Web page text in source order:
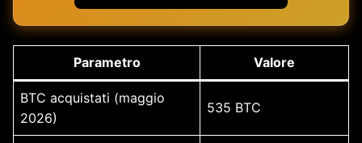
Parametro Valore
BTC acquistati (maggio
2026)
535 BTC